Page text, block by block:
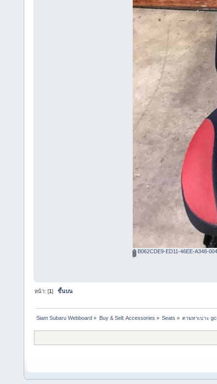
B062CDE9-ED11-46EE-A348-
หน้า: [1]ขึ้นบน
Siam Subaru Webboard » Buy & Sell: Accessories » Seats » ตามหาเบาะ